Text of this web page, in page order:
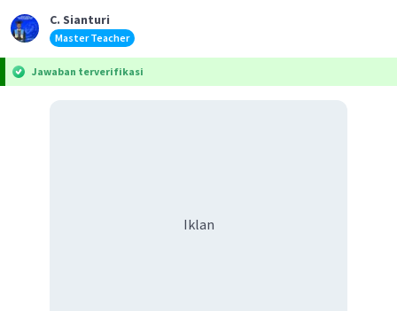
C. Sianturi
Master Teacher
Jawaban terverifikasi
Iklan